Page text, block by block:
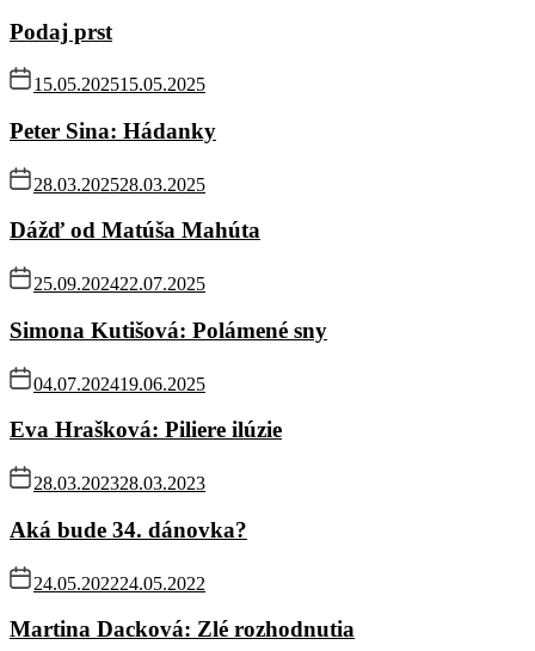
Podaj prst
15.05.202515.05.2025
Peter Sina: Hádanky
28.03.202528.03.2025
Dážď od Matúša Mahúta
25.09.202422.07.2025
Simona Kutišová: Polámené sny
04.07.202419.06.2025
Eva Hrašková: Piliere ilúzie
28.03.202328.03.2023
Aká bude 34. dánovka?
24.05.202224.05.2022
Martina Dacková: Zlé rozhodnutia